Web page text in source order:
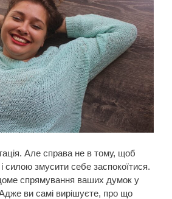
Але справа не в тому, щоб
силою змусити себе заспокоїтися.
спрямування ваших думок у
ви самі вирішуєте, про що